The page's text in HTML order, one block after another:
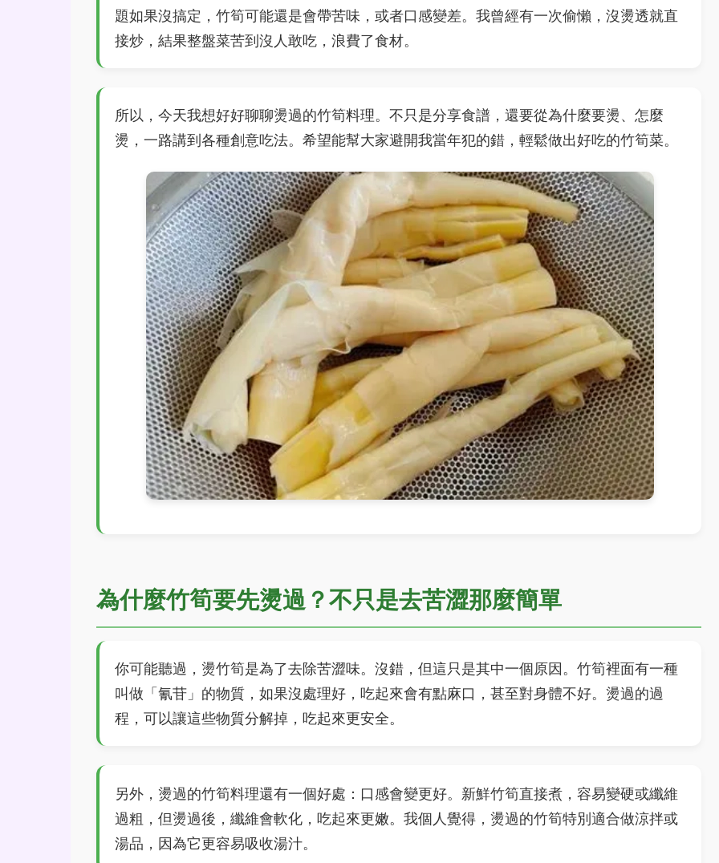
題如果沒搞定，竹筍可能還是會帶苦味，或者口感變差。我曾經有一次偷懶，沒燙透就直
接炒，結果整盤菜苦到沒人敢吃，浪費了食材。
所以，今天我想好好聊聊燙過的竹筍料理。不只是分享食譜，還要從為什麼要燙、怎麼
燙，一路講到各種創意吃法。希望能幫大家避開我當年犯的錯，輕鬆做出好吃的竹筍菜。
為什麼竹筍要先燙過？不只是去苦澀那麼簡單
你可能聽過，燙竹筍是為了去除苦澀味。沒錯，但這只是其中一個原因。竹筍裡面有一種
叫做「氰苷」的物質，如果沒處理好，吃起來會有點麻口，甚至對身體不好。燙過的過
程，可以讓這些物質分解掉，吃起來更安全。
另外，燙過的竹筍料理還有一個好處：口感會變更好。新鮮竹筍直接煮，容易變硬或纖維
過粗，但燙過後，纖維會軟化，吃起來更嫩。我個人覺得，燙過的竹筍特別適合做涼拌或
湯品，因為它更容易吸收湯汁。